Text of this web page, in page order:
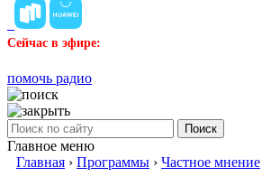
Сейчас в эфире:
помочь радио
Поиск
Главное меню
Главная › Программы › Частное мнение